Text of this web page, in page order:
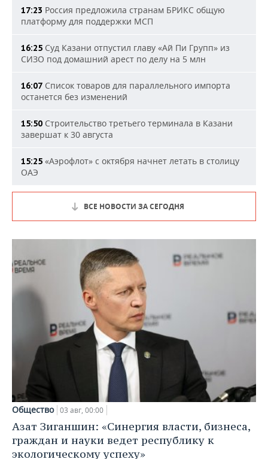
17:23 Россия предложила странам БРИКС общую
платформу для поддержки МСП
16:25 Суд Казани отпустил главу «Ай Пи Групп» из
СИЗО под домашний арест по делу на 5 млн
16:07 Список товаров для параллельного импорта
останется без изменений
15:50 Строительство третьего терминала в Казани
завершат к 30 августа
15:25 «Аэрофлот» с октября начнет летать в столицу
ОАЭ
ВСЕ НОВОСТИ ЗА СЕГОДНЯ
Общество 03 авг, 00:00
Азат Зиганшин: «Синергия власти, бизнеса,
граждан и науки ведет республику к
экологическому успеху»